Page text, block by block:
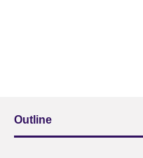
Outline